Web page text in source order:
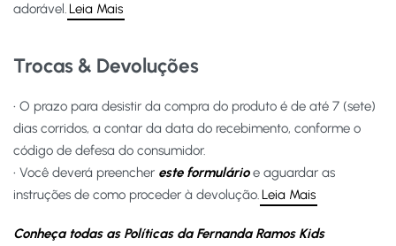
adorável.Leia Mais
Trocas & Devoluções
• O prazo para desistir da compra do produto é de até 7 (sete)
dias corridos, a contar da data do recebimento, conforme o
código de defesa do consumidor.
• Você deverá preencher este formulárioe aguardar as
instruções de como proceder à devolução.Leia Mais
Conheça todas as Políticas da Fernanda Ramos Kids